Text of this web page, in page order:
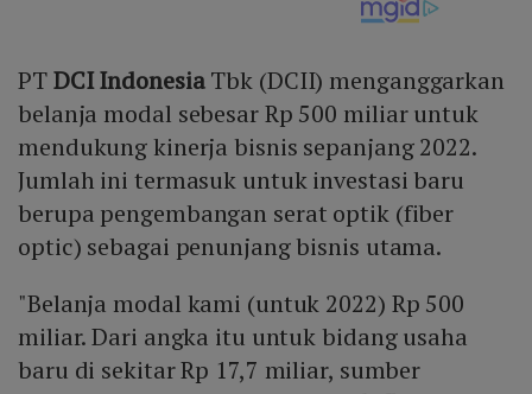
PTDCI IndonesiaTbk (DCII) menganggarkan
belanja modal sebesar Rp 500 miliar untuk
mendukung kinerja bisnis sepanjang 2022.
Jumlah ini termasuk untuk investasi baru
berupa pengembangan serat optik (fiber
optic) sebagai penunjang bisnis utama.
"Belanja modal kami (untuk 2022) Rp 500
miliar. Dari angka itu untuk bidang usaha
baru di sekitar Rp 17,7 miliar, sumber